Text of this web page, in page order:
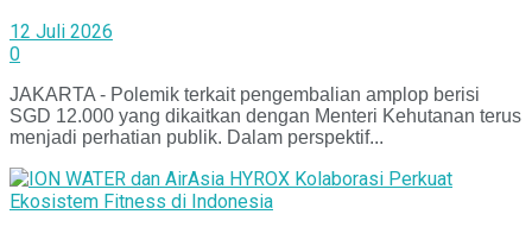
12 Juli 2026
0
JAKARTA - Polemik terkait pengembalian amplop berisi
SGD 12.000 yang dikaitkan dengan Menteri Kehutanan terus
menjadi perhatian publik. Dalam perspektif...